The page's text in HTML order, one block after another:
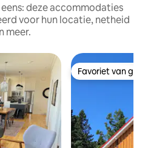
deze accommodaties
voor hun locatie, netheid
meer.
Favoriet van
Favoriet van